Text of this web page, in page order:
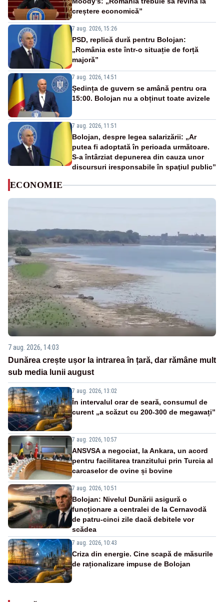
creștere economică”
7 aug. 2026, 15:26
PSD, replică dură pentru Bolojan:
„România este într-o situație de forță
majoră”
7 aug. 2026, 14:51
Ședința de guvern se amână pentru ora
15:00. Bolojan nu a obținut toate avizele
7 aug. 2026, 11:51
Bolojan, despre legea salarizării: „Ar
putea fi adoptată în perioada următoare.
S-a întârziat depunerea din cauza unor
discursuri iresponsabile în spaţiul public”
ECONOMIE
7 aug. 2026, 14:03
Dunărea crește ușor la intrarea în țară, dar rămâne mult
sub media lunii august
7 aug. 2026, 13:02
În intervalul orar de seară, consumul de
curent „a scăzut cu 200-300 de megawați”
7 aug. 2026, 10:57
ANSVSA a negociat, la Ankara, un acord
pentru facilitarea tranzitului prin Turcia al
carcaselor de ovine și bovine
7 aug. 2026, 10:51
Bolojan: Nivelul Dunării asigură o
funcționare a centralei de la Cernavodă
de patru-cinci zile dacă debitele vor
scădea
7 aug. 2026, 10:43
Criza din energie. Cine scapă de măsurile
de raționalizare impuse de Bolojan